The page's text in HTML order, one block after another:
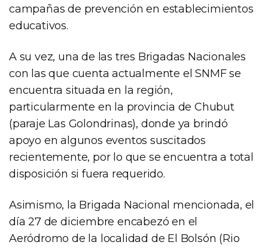
campañas de prevención en establecimientos
educativos.
A su vez, una de las tres Brigadas Nacionales
con las que cuenta actualmente el SNMF se
encuentra situada en la región,
particularmente en la provincia de Chubut
(paraje Las Golondrinas), donde ya brindó
apoyo en algunos eventos suscitados
recientemente, por lo que se encuentra a total
disposición si fuera requerido.
Asimismo, la Brigada Nacional mencionada, el
día 27 de diciembre encabezó en el
Aeródromo de la localidad de El Bolsón (Rio